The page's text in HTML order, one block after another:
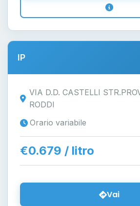
IP
VIA D.D. CASTELLI
RODDI
Orario variabile
€0.679 / litro
Vai